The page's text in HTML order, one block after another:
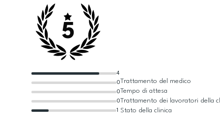
5
1
0
0
0
4
Trattamento del medico
Tempo di attesa
Trattamento dei lavoratori della
Stato della clinica